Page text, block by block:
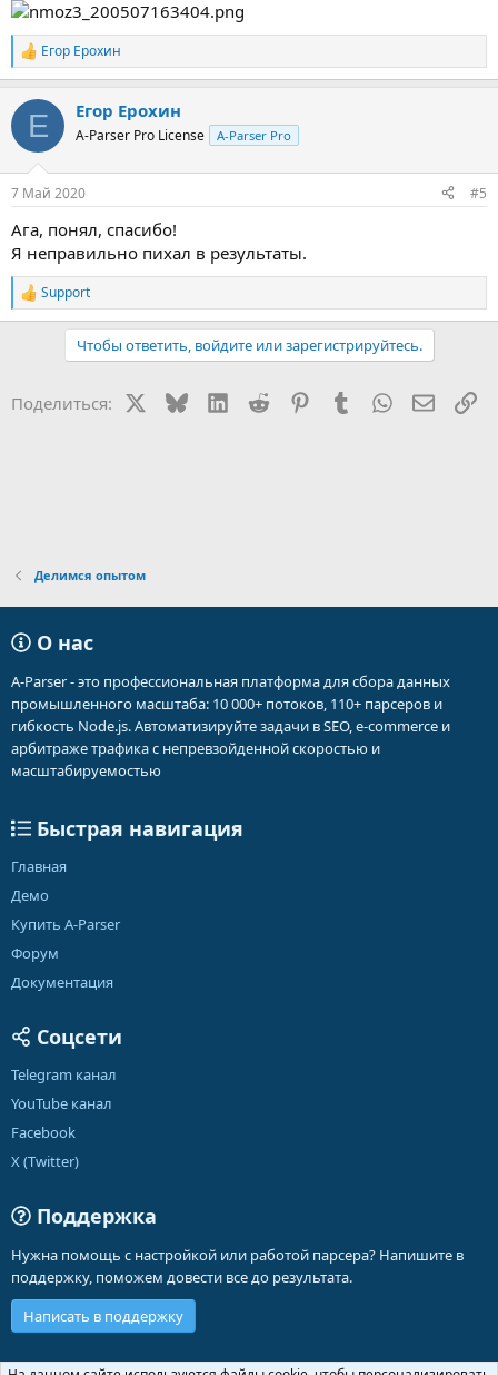
Р
е
к
и
Егор Ерохин
Е Егор Ерохин
A-Parser Pro License A-Parser Pro
7 Май 2020 #5
Ага, понял, спасибо!
Я неправильно пихал в результаты.
Р
е
и
Support
Чтобы ответить, войдите или зарегистрируйтесь.
Поделиться: BlueskyLinkedIn
Reddit PinterestTumblr WhatsApp
Делимся опытом
О нас
A-Parser - это профессиональная платформа для сбора данных
промышленного масштаба: 10 000+ потоков, 110+ парсеров и
гибкость Node.js. Автоматизируйте задачи в SEO, e-commerce и
арбитраже трафика с непревзойденной скоростью и
масштабируемостью
Быстрая навигация
Главная
Демо
Купить A-Parser
Форум
Документация
Соцсети
Telegram канал
YouTube канал
Facebook
X (Twitter)
Поддержка
Нужна помощь с настройкой или работой парсера? Напишите в
поддержку, поможем довести все до результата.
Написать в поддержку